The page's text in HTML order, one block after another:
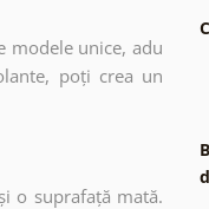
modele unice, adu
poți crea un
o suprafață mată.